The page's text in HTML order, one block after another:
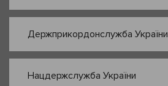
Держприкордонслужба України
Нацдержслужба України